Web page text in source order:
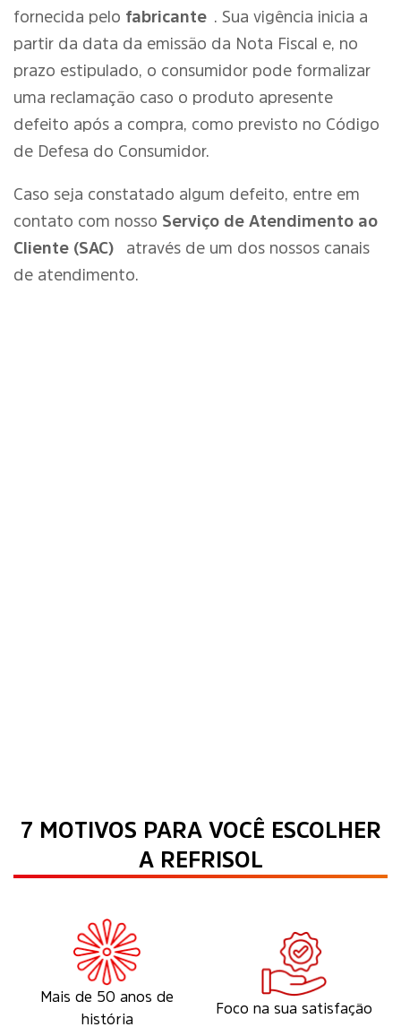
fornecida pelo fabricante . Sua vigência inicia a
partir da data da emissão da Nota Fiscal e, no
prazo estipulado, o consumidor pode formalizar
uma reclamação caso o produto apresente
defeito após a compra, como previsto no Código
de Defesa do Consumidor.
Caso seja constatado algum defeito, entre em
contato com nosso Serviço de Atendimento ao
Cliente (SAC)
através de um dos nossos canais
de atendimento.
7 MOTIVOS PARA VOCÊ ESCOLHER
A REFRISOL
Mais de 50 anos de
história
Foco na sua satisfação